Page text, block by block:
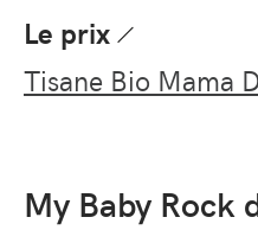
Le prix
Tisane Bio Mama
My Baby Rock